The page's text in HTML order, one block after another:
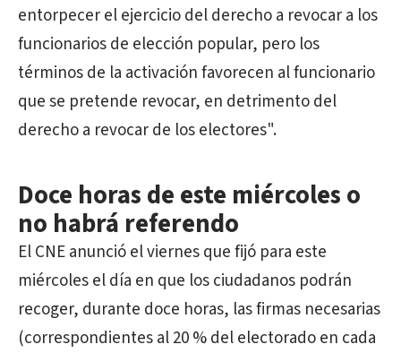
entorpecer el ejercicio del derecho a revocar a los
funcionarios de elección popular, pero los
términos de la activación favorecen al funcionario
que se pretende revocar, en detrimento del
derecho a revocar de los electores".
Doce horas de este miércoles o
no habrá referendo
El CNE anunció el viernes que fijó para este
miércoles el día en que los ciudadanos podrán
recoger, durante doce horas, las firmas necesarias
(correspondientes al 20 % del electorado en cada